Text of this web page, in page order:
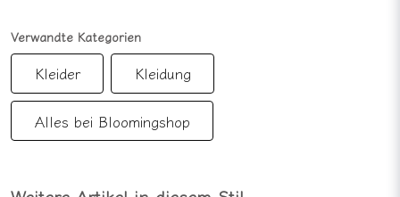
Verwandte Kategorien
Kleider Kleidung
Alles bei Bloomingshop